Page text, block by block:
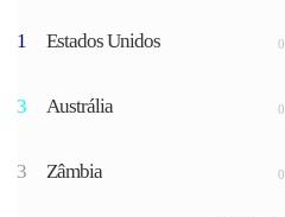
1 Estados Unidos 0
3 Austrália 0
3 Zâmbia 0